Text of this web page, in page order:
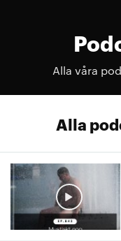
Alla våra
Alla